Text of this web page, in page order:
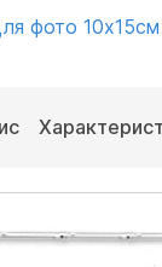
фото